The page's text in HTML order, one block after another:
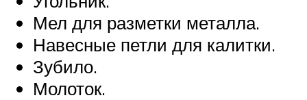
Мел для разметки металла.
Навесные петли для калитки.
Зубило.
Молоток.